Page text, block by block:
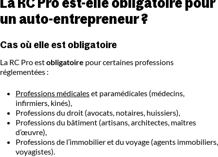
un auto-entrepreneur ?
Cas où elle est obligatoire
La RC Pro estobligatoire pour certaines professions
réglementées :
Professions médicaleset paramédicales (médecins,
infirmiers, kinés),
Professions du droit (avocats, notaires, huissiers),
Professions du bâtiment (artisans, architectes, maîtres
d’œuvre),
Professions de l’immobilier et du voyage (agents immobiliers,
voyagistes).